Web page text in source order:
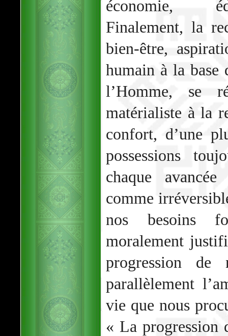
économie,
Finalement, la
bien-être,
humain à la base
l’Homme, se
matérialiste à la
confort, d’une
possessions
chaque
comme
nos besoins
moralement
progression
parallèlement
vie que nous
« La progression